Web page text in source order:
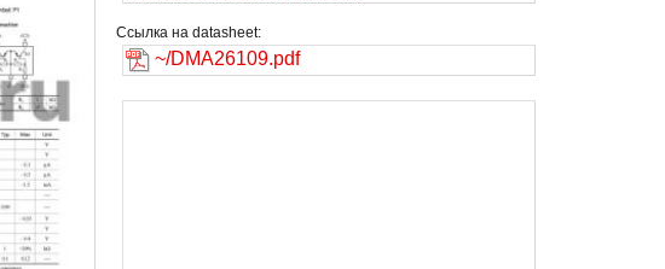
Ссылка на datasheet:
~/DMA26109.pdf